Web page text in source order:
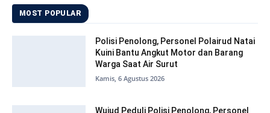
MOST POPULAR
Polisi Penolong, Personel Polairud Natai
Kuini Bantu Angkut Motor dan Barang
Warga Saat Air Surut
Kamis, 6 Agustus 2026
Wujud Peduli Polisi Penolong, Personel